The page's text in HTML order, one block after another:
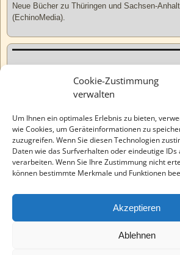
Cookie-Zustimmung
verwalten
Um Ihnen ein optimales Erlebnis zu bieten,
wie Cookies, um Geräteinformationen zu
zuzugreifen. Wenn Sie diesen Technologien
Daten wie das Surfverhalten oder eindeutige IDs
verarbeiten. Wenn Sie Ihre Zustimmung nicht
können bestimmte Merkmale und Funktionen
Akzeptieren
Ablehnen
Neue Bücher zu Thüringen und Sachsen-
(EchinoMedia).
Varia